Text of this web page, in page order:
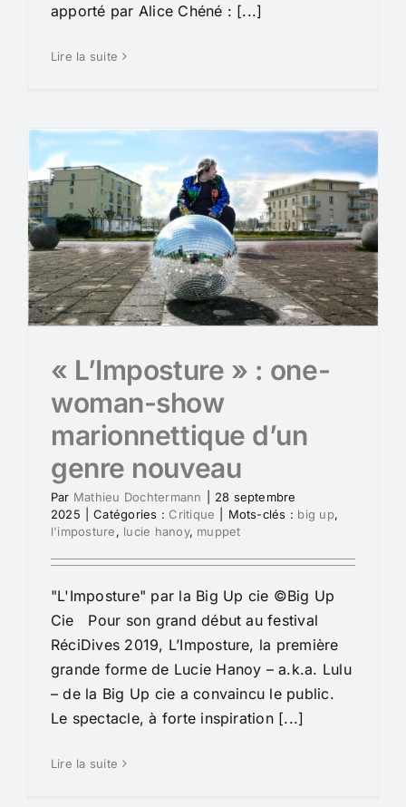
apporté par Alice Chéné : [...]
Lire la suite
« L’Imposture » : one-
woman-show
marionnettique d’un
genre nouveau
Par Mathieu Dochtermann
28 septembre
2025
Catégories : Critique Mots-clés : big up,
l'imposture, lucie hanoy, muppet
"L'Imposture" par la Big Up cie ©Big Up
Cie Pour son grand début au festival
RéciDives 2019, L’Imposture, la première
grande forme de Lucie Hanoy – a.k.a. Lulu
– de la Big Up cie a convaincu le public.
Le spectacle, à forte inspiration [...]
Lire la suite